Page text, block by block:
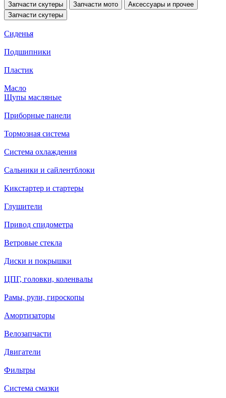
Запчасти скутеры Запчасти мото
Аксессуары и прочее
Запчасти скутеры
Сиденья
Подшипники
Пластик
Масло
Щупы масляные
Приборные панели
Тормозная система
Система охлаждения
Сальники и сайлентблоки
Кикстартер и стартеры
Глушители
Привод спидометра
Ветровые стекла
Диски и покрышки
ЦПГ, головки, коленвалы
Рамы, рули, гироскопы
Амортизаторы
Велозапчасти
Двигатели
Фильтры
Система смазки